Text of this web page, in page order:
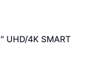
UHD/4K SMART